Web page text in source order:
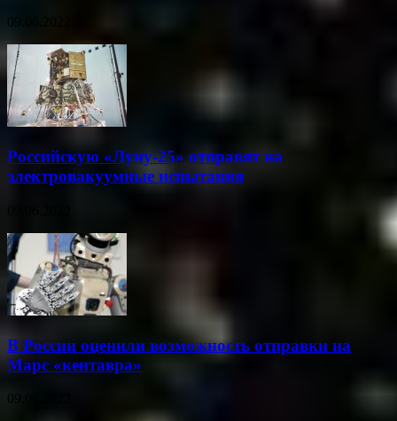
09.06.2022
Российскую «Луну-25» отправят на
электровакуумные испытания
В России оценили возможность отправки на
Марс «кентавра»
09.06.2022